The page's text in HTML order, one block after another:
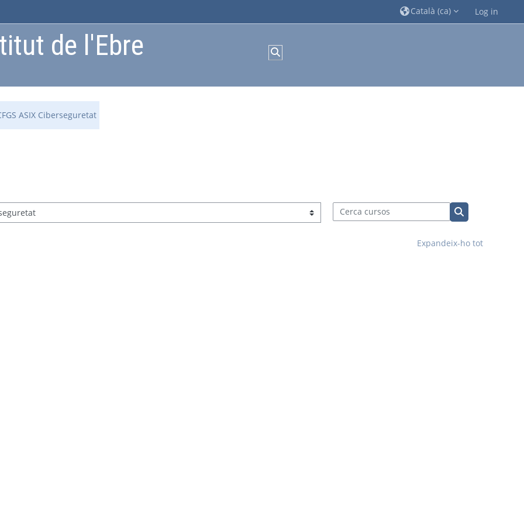
Català ‎(ca)‎ Log in
de l'Ebre
ASIX Ciberseguretat
Cerca cursos
Cerca cursos
Expandeix-ho tot